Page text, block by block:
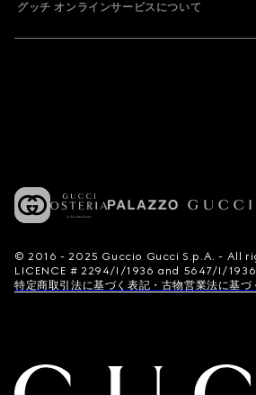
グッチ オンラインサービスについて
© 2016 - 2025 Guccio Gucci S.p.A. - All
LICENCE # 2294/I/1936 and 5647/I/1936
特定商取引法に基づく表記・古物営業法に基づ